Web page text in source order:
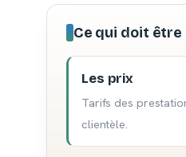
Ce qui doit être
Les prix
Tarifs des
clientèle.